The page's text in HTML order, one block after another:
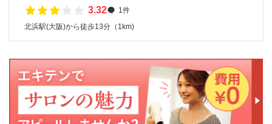
3.32
1件
北浜駅(大阪)から徒歩13分（1km)